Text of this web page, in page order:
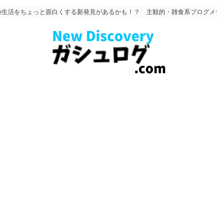
生活をちょっと面白くする新発見があるかも！？ 主観的・雑食系ブログメ